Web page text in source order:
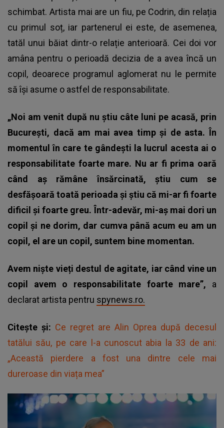
schimbat. Artista mai are un fiu, pe Codrin, din relația
cu primul soț, iar partenerul ei este, de asemenea,
tatăl unui băiat dintr-o relație anterioară. Cei doi vor
amâna pentru o perioadă decizia de a avea încă un
copil, deoarece programul aglomerat nu le permite
să își asume o astfel de responsabilitate.
„Noi am venit după nu știu câte luni pe acasă, prin
București, dacă am mai avea timp și de asta. În
momentul în care te gândești la lucrul acesta ai o
responsabilitate foarte mare. Nu ar fi prima oară
când aș rămâne însărcinată, știu cum se
desfășoară toată perioada și știu că mi-ar fi foarte
dificil și foarte greu. Într-adevăr, mi-aș mai dori un
copil și ne dorim, dar cumva până acum eu am un
copil, el are un copil, suntem bine momentan.
Avem niște vieți destul de agitate, iar când vine un
copil avem o responsabilitate foarte mare”, a
declarat artista pentru spynews.ro.
Citește și: Ce regret are Alin Oprea după decesul
tatălui său, pe care l-a cunoscut abia la 33 de ani:
„Această pierdere a fost una dintre cele mai
dureroase din viața mea”